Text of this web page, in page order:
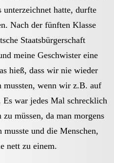
unterzeichnet hatte, durfte
Nach der fünften Klasse
Staatsbürgerschaft
meine Geschwister eine
hieß, dass wir nie wieder
mussten, wenn wir z.B. auf
war jedes Mal schrecklich
müssen, da man morgens
und die Menschen,
nett zu einem.